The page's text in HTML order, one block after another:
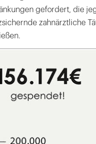
gefordert, die
zahnärztliche